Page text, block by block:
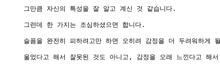
그만큼 자신의 특성을 잘 알고 계신 것 같습니다.
그런데 한 가지는 조심하셨으면 합니다.
슬픔을 완전히 피하려고만 하면 오히려 감정을 더 두려워하게
울었다고 해서 잘못된 것도 아니고, 감정을 오래 느낀다고 해